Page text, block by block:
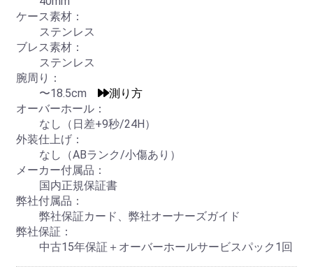
ケース素材：
ステンレス
ブレス素材：
ステンレス
腕周り：
〜18.5cm
測り方
オーバーホール：
なし（日差+9秒/24H）
外装仕上げ：
なし（ABランク/小傷あり）
メーカー付属品：
国内正規保証書
弊社付属品：
弊社保証カード、弊社オーナーズガイド
弊社保証：
中古15年保証＋オーバーホールサービスパック1回